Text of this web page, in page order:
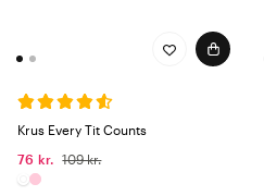
Krus Every Tit Counts
76 kr.
109 kr.